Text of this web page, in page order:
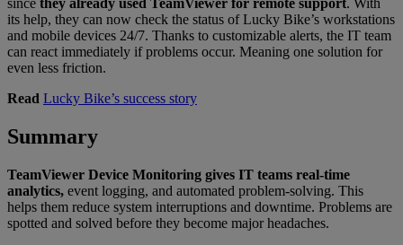
since they already used TeamViewer for remote support. With
its help, they can now check the status of Lucky Bike’s workstations
and mobile devices 24/7. Thanks to customizable alerts, the IT team
can react immediately if problems occur. Meaning one solution for
even less friction.
Read Lucky Bike’s success story
Summary
TeamViewer Device Monitoring gives IT teams real-time
analytics, event logging, and automated problem-solving. This
helps them reduce system interruptions and downtime. Problems are
spotted and solved before they become major headaches.